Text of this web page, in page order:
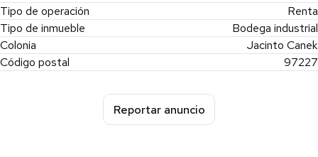
Agenda tu visita hoy mismo y cuenta con nosotros para
brindarte las mejores opciones para llevar tu negocio al siguiente
nivel ***Tenemos en nuestro inventario excelentes opciones
Tipo de operación
Renta
Tipo de inmueble
Bodega industrial
Colonia
Jacinto Canek
Código postal
97227
Reportar anuncio